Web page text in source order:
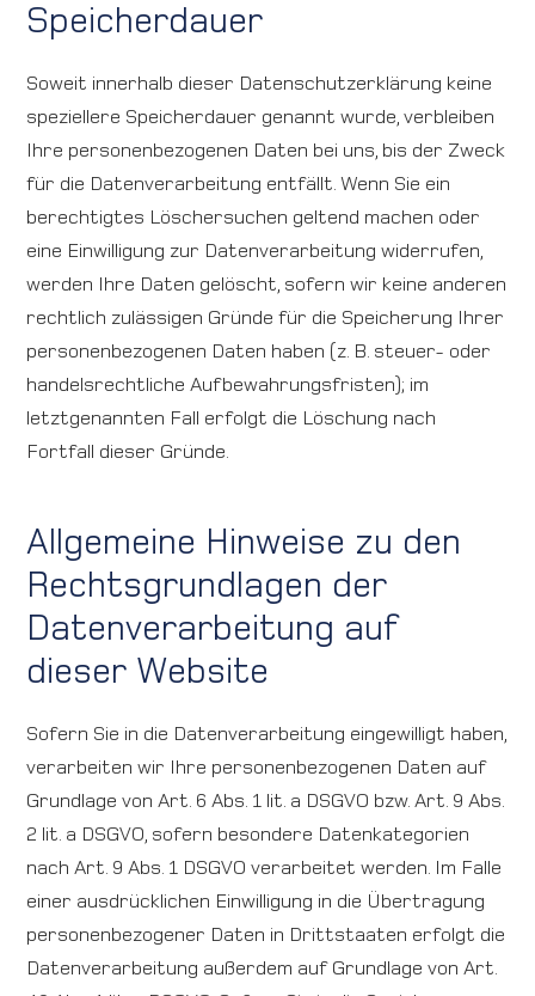
Speicherdauer
Soweit innerhalb dieser Datenschutzerklärung keine
speziellere Speicherdauer genannt wurde, verbleiben
Ihre personenbezogenen Daten bei uns, bis der Zweck
für die Datenverarbeitung entfällt. Wenn Sie ein
berechtigtes Löschersuchen geltend machen oder
eine Einwilligung zur Datenverarbeitung widerrufen,
werden Ihre Daten gelöscht, sofern wir keine anderen
rechtlich zulässigen Gründe für die Speicherung Ihrer
personenbezogenen Daten haben (z. B. steuer- oder
handelsrechtliche Aufbewahrungsfristen); im
letztgenannten Fall erfolgt die Löschung nach
Fortfall dieser Gründe.
Allgemeine Hinweise zu den
Rechtsgrundlagen der
Datenverarbeitung auf
dieser Website
Sofern Sie in die Datenverarbeitung eingewilligt haben,
verarbeiten wir Ihre personenbezogenen Daten auf
Grundlage von Art. 6 Abs. 1 lit. a DSGVO bzw. Art. 9 Abs.
2 lit. a DSGVO, sofern besondere Datenkategorien
nach Art. 9 Abs. 1 DSGVO verarbeitet werden. Im Falle
einer ausdrücklichen Einwilligung in die Übertragung
personenbezogener Daten in Drittstaaten erfolgt die
Datenverarbeitung außerdem auf Grundlage von Art.